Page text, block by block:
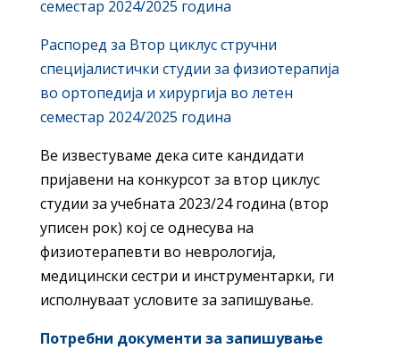
семестар 2024/2025 година
Распоред за Втор циклус стручни
специјалистички студии за физиотерапија
во ортопедија и хирургија во летен
семестар 2024/2025 година
Ве известуваме дека сите кандидати
пријавени на конкурсот за втор циклус
студии за учебната 2023/24 година (втор
уписен рок) кој се однесува на
физиотерапевти во неврологија,
медицински сестри и инструментарки, ги
исполнуваат условите за запишување.
Потребни документи за запишување